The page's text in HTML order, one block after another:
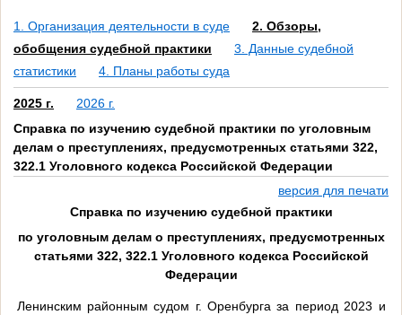
1. Организация деятельности в суде
2. Обзоры,
обобщения судебной практики
3. Данные судебной
статистики
4. Планы работы суда
2025 г.
2026 г.
Справка по изучению судебной практики по уголовным
делам о преступлениях, предусмотренных статьями 322,
322.1 Уголовного кодекса Российской Федерации
версия для печати
Справка по изучению судебной практики
по уголовным делам о преступлениях, предусмотренных
статьями 322, 322.1 Уголовного кодекса Российской
Федерации
Ленинским районным судом г. Оренбурга за период 2023 и